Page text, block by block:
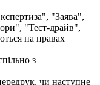
"Заява",
"Тест-драйв",
на правах
з
чи наступне